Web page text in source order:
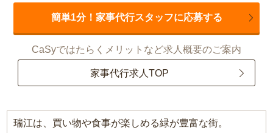
簡単1分！家事代行スタッフに応募する
CaSyではたらくメリットなど求人概要のご案内
家事代行求人TOP
瑞江は、買い物や食事が楽しめる緑が豊富な街。